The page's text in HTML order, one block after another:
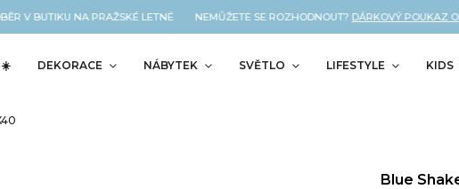
BUTIKU NA PRAŽSKÉ LETNÉ NEMŮŽETE SE ROZHODNOUT?DÁRKOVÝ POUKAZ OD
DEKORACE NÁBYTEK SVĚTLO LIFESTYLE KIDS
Blue